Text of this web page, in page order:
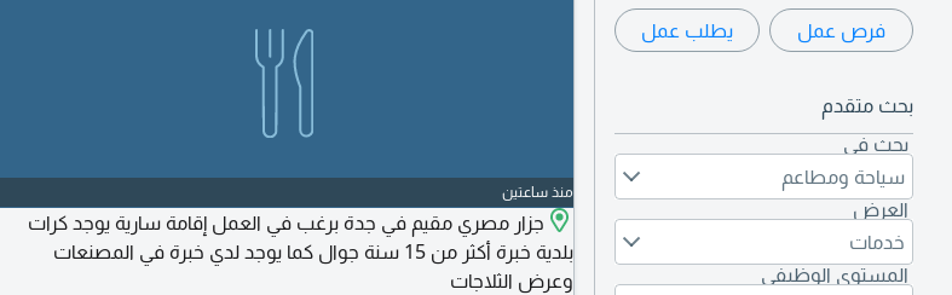
فرص عمل يطلب عمل
بحث متقدم
بحث في
سياحة ومطاعم
العرض
خدمات
المستوى الوظيفي
منذ ساعتين
جزار مصري مقيم في جدة برغب في العمل إقامة سارية يوجد كرات
بلدية خبرة أكثر من 15 سنة جوال كما يوجد لدي خبرة في المصنعات
وعرض الثلاجات